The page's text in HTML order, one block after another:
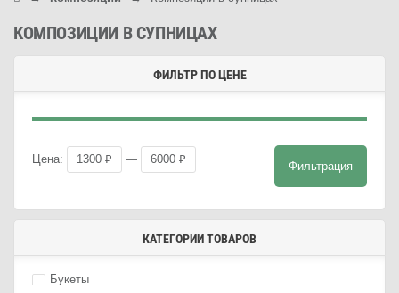
КОМПОЗИЦИИ В СУПНИЦАХ
ФИЛЬТР ПО ЦЕНЕ
цена
цена
Фильтрация
Цена: 1300 ₽ — 6000 ₽
КАТЕГОРИИ ТОВАРОВ
Букеты